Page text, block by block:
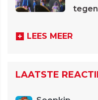
LEES MEER
LAATSTE